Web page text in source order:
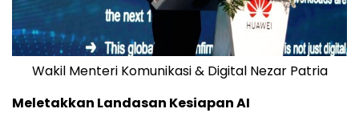
Wakil Menteri Komunikasi & Digital Nezar Patria
Meletakkan Landasan Kesiapan AI